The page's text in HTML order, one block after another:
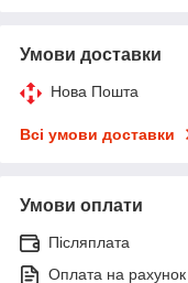
Умови доставки
Нова Пошта
Всі умови доставки
Умови оплати
Післяплата
Оплата на рахунок